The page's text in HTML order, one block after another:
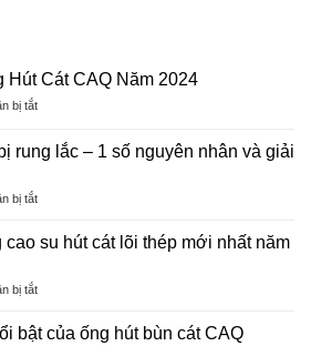
Hút Cát CAQ Năm 2024
bị tắtở
Sung
Cát
Năm
rung lắc – 1 số nguyên nhân và giải
bị tắtở
rung
–
cao su hút cát lõi thép mới nhất năm
bị tắtở
giá
bật của ống hút bùn cát CAQ